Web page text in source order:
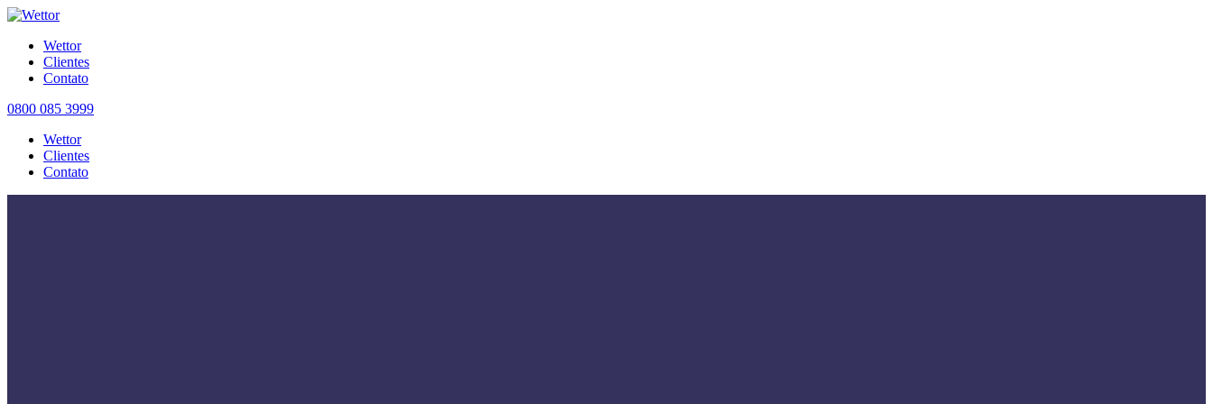
Wettor
Clientes
Contato
0800 085 3999
Wettor
Clientes
Contato